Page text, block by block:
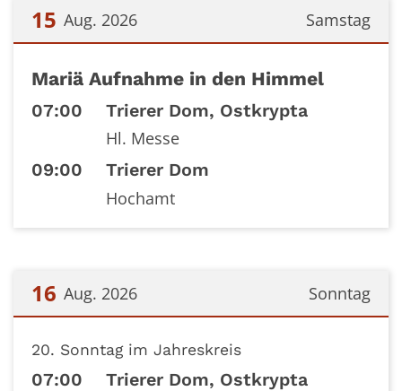
Samstag
15 Aug. 2026
Mariä Aufnahme in den Himmel
07:00 Trierer Dom, Ostkrypta
Hl. Messe
09:00 Trierer Dom
Hochamt
Sonntag
16 Aug. 2026
20. Sonntag im Jahreskreis
07:00 Trierer Dom, Ostkrypta